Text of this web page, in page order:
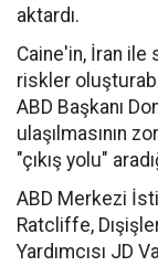
aktardı.
Caine'in, İran ile
riskler
ABD Başkanı
ulaşılmasının
"çıkış yolu"
ABD Merkezi
Ratcliffe,
Yardımcısı JD